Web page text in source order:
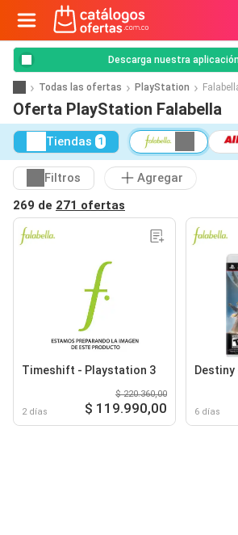
Descarga nuestra
Todas las ofertas PlayStation
Oferta PlayStation Falabella
Tiendas 1
Filtros
Agregar
269 de 271 ofertas
Timeshift - Playstation 3
2 días
$ 220.360,00
$ 119.990,00 6 días